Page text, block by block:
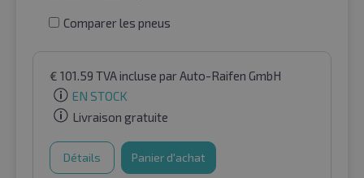
Comparer les pneus
€ 101.59 TVA incluse par Auto-Raifen GmbH
EN STOCK
Livraison gratuite
Détails Panier d'achat